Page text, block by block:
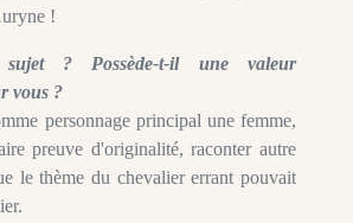
!
? Possède-t-il une valeur
vous ?
personnage principal une femme,
preuve d'originalité, raconter autre
le thème du chevalier errant pouvait